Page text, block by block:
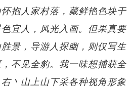
怀抱人家村落，藏鲜艳色块于
宜人，风光入画。但果真要
景，导游人探幽，则仅写生
不见全豹。我一味想捕获全
丶山上山下采各种视角形象